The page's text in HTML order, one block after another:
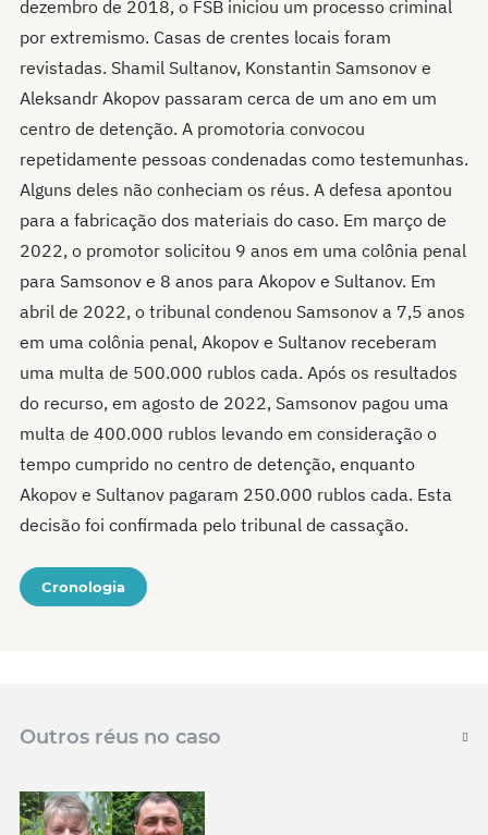
dezembro de 2018, o FSB iniciou um processo criminal
por extremismo. Casas de crentes locais foram
revistadas. Shamil Sultanov, Konstantin Samsonov e
Aleksandr Akopov passaram cerca de um ano em um
centro de detenção. A promotoria convocou
repetidamente pessoas condenadas como testemunhas.
Alguns deles não conheciam os réus. A defesa apontou
para a fabricação dos materiais do caso. Em março de
2022, o promotor solicitou 9 anos em uma colônia penal
para Samsonov e 8 anos para Akopov e Sultanov. Em
abril de 2022, o tribunal condenou Samsonov a 7,5 anos
em uma colônia penal, Akopov e Sultanov receberam
uma multa de 500.000 rublos cada. Após os resultados
do recurso, em agosto de 2022, Samsonov pagou uma
multa de 400.000 rublos levando em consideração o
tempo cumprido no centro de detenção, enquanto
Akopov e Sultanov pagaram 250.000 rublos cada. Esta
decisão foi confirmada pelo tribunal de cassação.
Cronologia
Outros réus no caso